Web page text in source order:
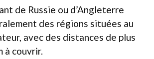
de Russie ou d’Angleterre
des régions situées au
avec des distances de plus
à couvrir.